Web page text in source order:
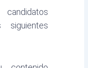
siguientes